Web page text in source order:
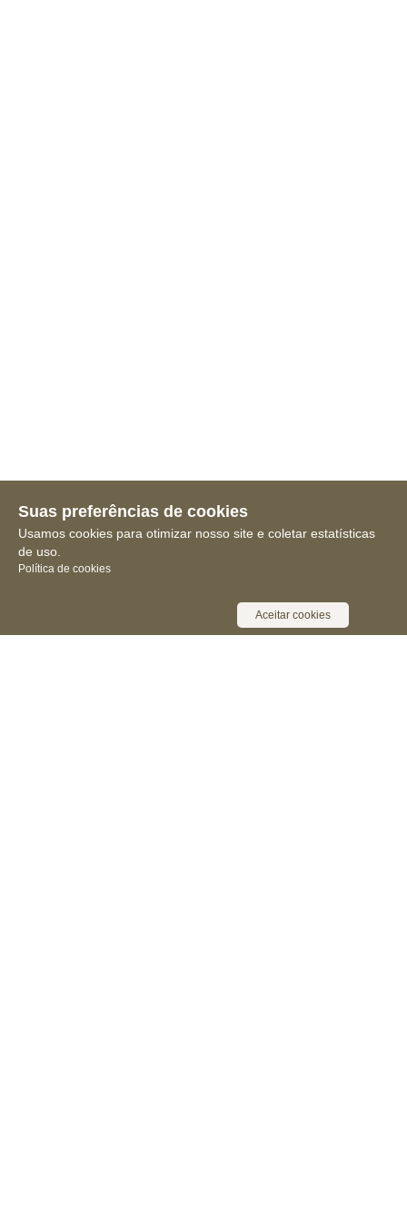
Suas preferências de cookies
Usamos cookies para otimizar nosso site e coletar estatísticas
de uso.
Política de cookies
Aceitar cookies